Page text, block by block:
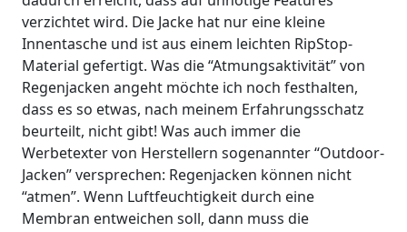
verzichtet wird. Die Jacke hat nur eine kleine
Innentasche und ist aus einem leichten RipStop-
Material gefertigt. Was die “Atmungsaktivität” von
Regenjacken angeht möchte ich noch festhalten,
dass es so etwas, nach meinem Erfahrungsschatz
beurteilt, nicht gibt! Was auch immer die
Werbetexter von Herstellern sogenannter “Outdoor-
Jacken” versprechen: Regenjacken können nicht
“atmen”. Wenn Luftfeuchtigkeit durch eine
Membran entweichen soll, dann muss die